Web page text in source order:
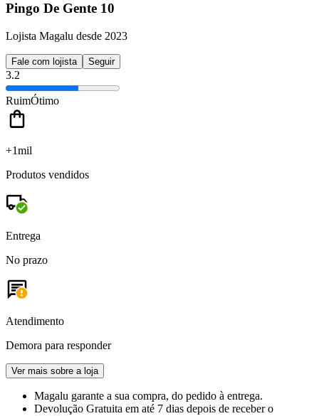
Pingo De Gente 10
Lojista Magalu desde 2023
Fale com lojista Seguir
3.2
RuimÓtimo
+1mil
Produtos vendidos
Entrega
No prazo
Atendimento
Demora para responder
Ver mais sobre a loja
Magalu garante a sua compra, do pedido à entrega.
Devolução Gratuita em até 7 dias depois de receber o